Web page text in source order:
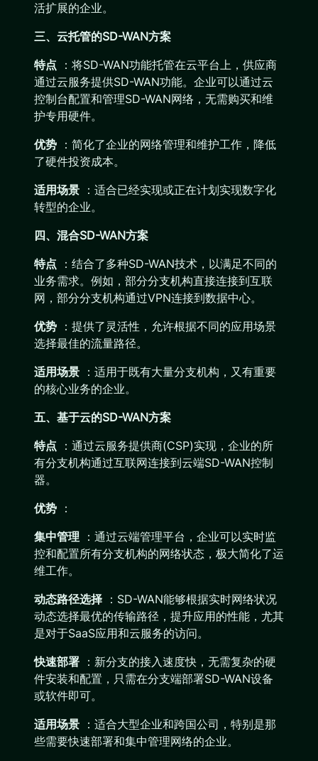
活扩展的企业。
三、云托管的SD-WAN方案
特点 ：将SD-WAN功能托管在云平台上，供应商
通过云服务提供SD-WAN功能。企业可以通过云
控制台配置和管理SD-WAN网络，无需购买和维
护专用硬件。
优势 ：简化了企业的网络管理和维护工作，降低
了硬件投资成本。
适用场景 ：适合已经实现或正在计划实现数字化
转型的企业。
四、混合SD-WAN方案
特点 ：结合了多种SD-WAN技术，以满足不同的
业务需求。例如，部分分支机构直接连接到互联
网，部分分支机构通过VPN连接到数据中心。
优势 ：提供了灵活性，允许根据不同的应用场景
选择最佳的流量路径。
适用场景 ：适用于既有大量分支机构，又有重要
的核心业务的企业。
五、基于云的SD-WAN方案
特点 ：通过云服务提供商(CSP)实现，企业的所
有分支机构通过互联网连接到云端SD-WAN控制
器。
优势 ：
集中管理 ：通过云端管理平台，企业可以实时监
控和配置所有分支机构的网络状态，极大简化了运
维工作。
动态路径选择 ：SD-WAN能够根据实时网络状况
动态选择最优的传输路径，提升应用的性能，尤其
是对于SaaS应用和云服务的访问。
快速部署 ：新分支的接入速度快，无需复杂的硬
件安装和配置，只需在分支端部署SD-WAN设备
或软件即可。
适用场景 ：适合大型企业和跨国公司，特别是那
些需要快速部署和集中管理网络的企业。